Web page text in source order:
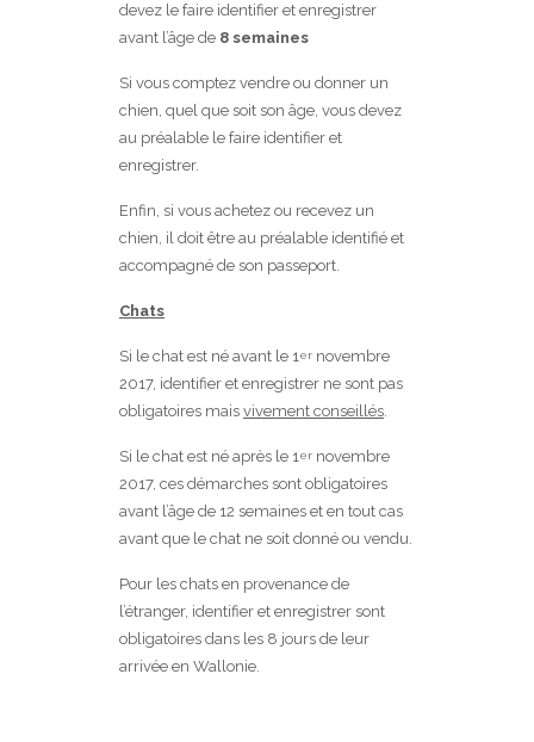
devez le faire identifier et enregistrer
avant l’âge de 8 semaines
Si vous comptez vendre ou donner un
chien, quel que soit son âge, vous devez
au préalable le faire identifier et
enregistrer.
Enfin, si vous achetez ou recevez un
chien, il doit être au préalable identifié et
accompagné de son passeport.
Chats
Si le chat est né avant le 1er novembre
2017, identifier et enregistrer ne sont pas
obligatoires mais vivement conseillés.
Si le chat est né après le 1er novembre
2017, ces démarches sont obligatoires
avant l’âge de 12 semaines et en tout cas
avant que le chat ne soit donné ou vendu.
Pour les chats en provenance de
l’étranger, identifier et enregistrer sont
obligatoires dans les 8 jours de leur
arrivée en Wallonie.